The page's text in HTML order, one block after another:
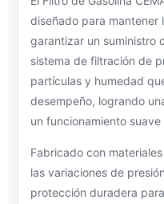
diseñado para mantener
garantizar un suministro
sistema de filtración de
partículas y humedad
desempeño, logrando
un funcionamiento
Fabricado con
las variaciones de
protección duradera